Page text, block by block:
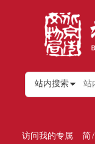
站内搜索
访问我的专属 简/